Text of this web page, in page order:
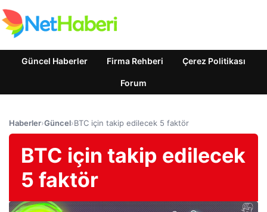
Güncel Haberler Firma Rehberi Çerez Politikası
Forum
Haberler›Güncel›BTC için takip edilecek 5 faktör
BTC için takip edilecek
5 faktör